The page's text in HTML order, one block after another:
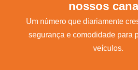
nossos
Um número que diariamente
segurança e comodidade para
veículos.